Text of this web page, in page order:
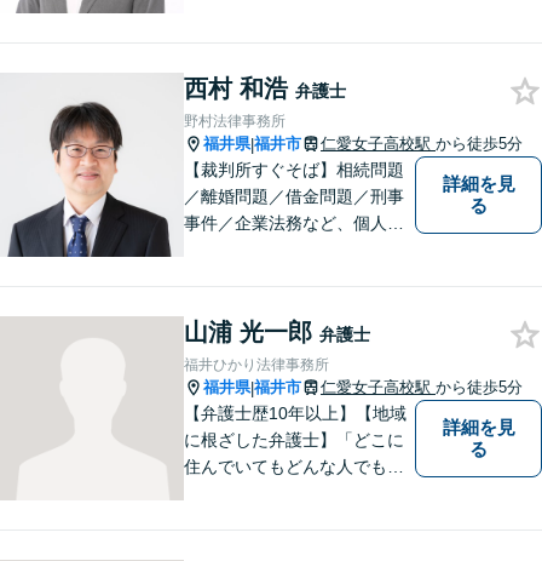
により3回まで無料相談対応可
能です。利用条件はお問い合
わせ下さい。
西村 和浩 弁護士
野村法律事務所
福井県|福井市 仁愛女子高校駅 から徒歩5分
【裁判所すぐそば】相続問題
／離婚問題／借金問題／刑事
事件／企業法務など、個人・
お気軽にご相談ください。
【法テラス利用可】【完全個
室】【夜間・休日面談可】
詳細を見
る
山浦 光一郎 弁護士
福井ひかり法律事務所
福井県|福井市 仁愛女子高校駅 から徒歩5分
【弁護士歴10年以上】【地域
に根ざした弁護士】「どこに
住んでいてもどんな人でも等
詳細を見
る